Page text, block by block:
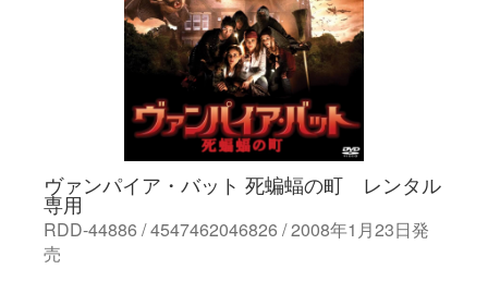
ヴァンパイア・バット 死蝙蝠の町 レンタル
専用
RDD-44886 / 4547462046826 / 2008年1月23日発
売